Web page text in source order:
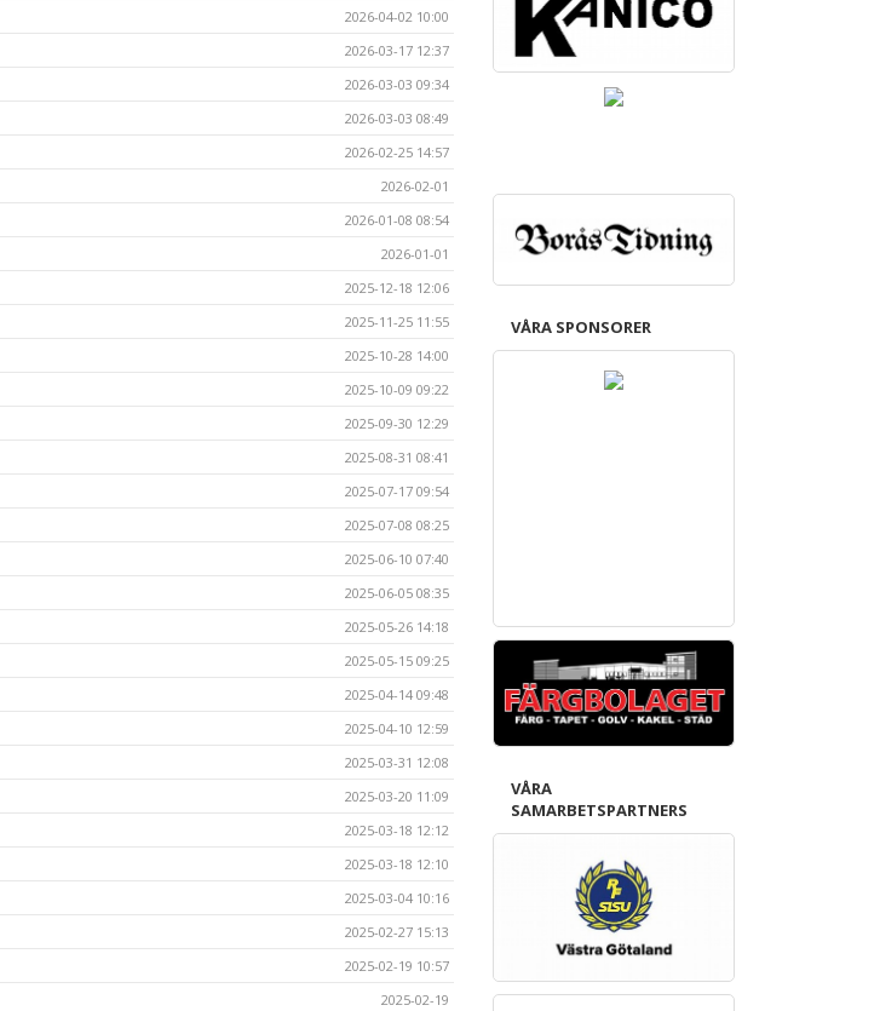
2026-04-02 10:00
2026-03-17 12:37
2026-03-03 09:34
2026-03-03 08:49
2026-02-25 14:57
2026-02-01
2026-01-08 08:54
2026-01-01
2025-12-18 12:06
2025-11-25 11:55
2025-10-28 14:00
2025-10-09 09:22
2025-09-30 12:29
2025-08-31 08:41
2025-07-17 09:54
2025-07-08 08:25
2025-06-10 07:40
2025-06-05 08:35
2025-05-26 14:18
2025-05-15 09:25
2025-04-14 09:48
2025-04-10 12:59
2025-03-31 12:08
2025-03-20 11:09
2025-03-18 12:12
2025-03-18 12:10
2025-03-04 10:16
2025-02-27 15:13
2025-02-19 10:57
2025-02-19
VÅRA SPONSORER
VÅRA
SAMARBETSPARTNERS